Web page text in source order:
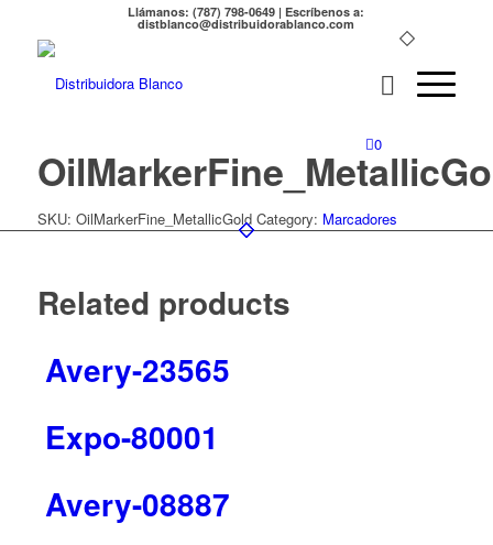
Llámanos: (787) 798-0649 | Escríbenos a:
distblanco@distribuidorablanco.com
0
SKU: OilMarkerFine_MetallicGold Category: Marcadores
Related products
Avery-23565
Expo-80001
Avery-08887